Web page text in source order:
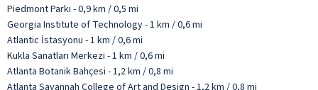
Piedmont Parkı - 0,9 km / 0,5 mi
Georgia Institute of Technology - 1 km / 0,6 mi
Atlantic İstasyonu - 1 km / 0,6 mi
Kukla Sanatları Merkezi - 1 km / 0,6 mi
Atlanta Botanik Bahçesi - 1,2 km / 0,8 mi
Atlanta Savannah College of Art and Design - 1,2 km / 0,8 mi